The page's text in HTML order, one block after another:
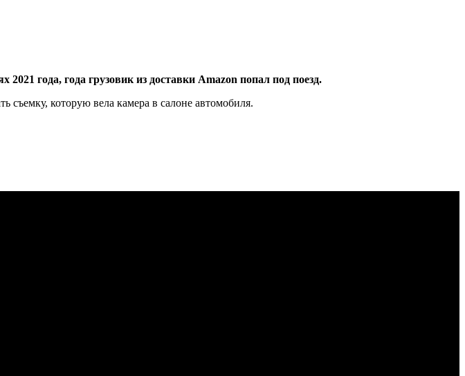
года, года грузовик из доставки Amazon попал под поезд.
съемку, которую вела камера в салоне автомобиля.